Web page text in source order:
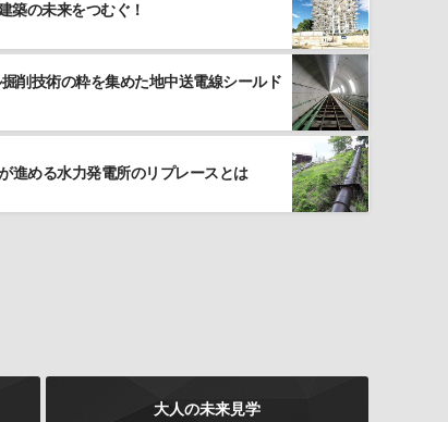
築の未来をつむぐ！
削技術の粋を集めた地中送電線シールド
進める水力発電所のリプレースとは
大人の未来見学